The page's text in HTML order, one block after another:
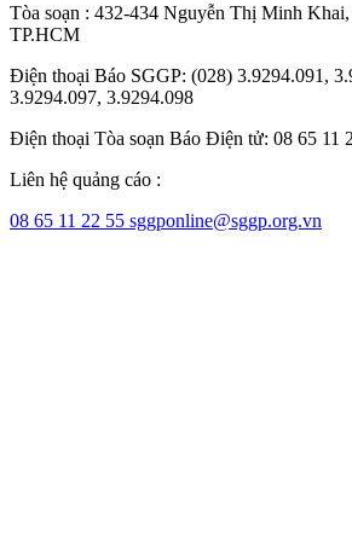
Tòa soạn : 432-434 Nguyễn Thị Minh
TP.HCM
Điện thoại Báo SGGP: (028) 3.9294.091,
3.9294.097, 3.9294.098
Điện thoại Tòa soạn Báo Điện tử: 08 65 11
Liên hệ quảng cáo :
08 65 11 22 55 sggponline@sggp.org.vn